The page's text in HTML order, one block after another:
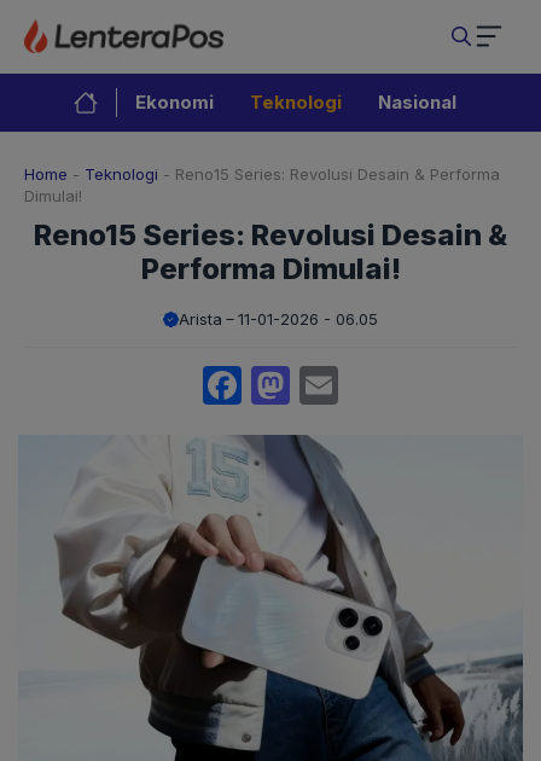
Langsung
isi
Ekonomi Teknologi Nasional
Home - Teknologi - Reno15 Series: Revolusi Desain & Performa
Dimulai!
Reno15 Series: Revolusi Desain &
Performa Dimulai!
Arista 11-01-2026 - 06.05
Facebook
Mastodon